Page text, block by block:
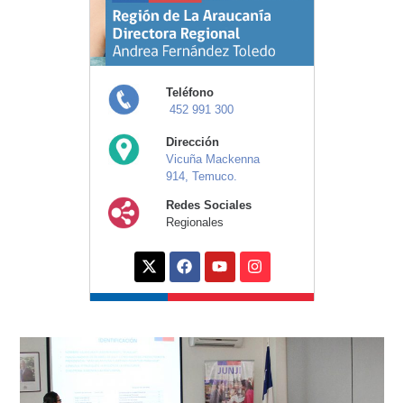
Teléfono
452 991 300
Dirección
Vicuña Mackenna
914, Temuco.
Redes Sociales
Regionales